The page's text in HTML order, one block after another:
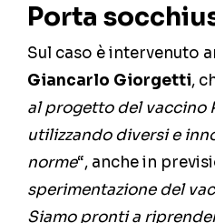
Porta
Sul caso è intervenuto
Giancarlo Giorgetti,
al progetto del vaccino
utilizzando diversi e
norme“, anche in
sperimentazione del
Siamo pronti a